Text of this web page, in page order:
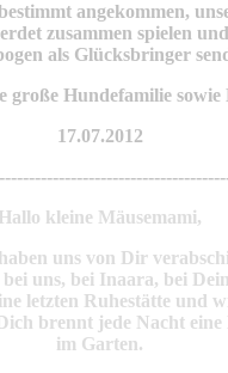
angekommen,
zusammen spielen
als Glücksbringer
große Hundefamilie
17.07.2012
Hallo kleine Mäusemami,
uns von Dir
uns, bei Inaara, bei
letzten Ruhestätte und
brennt jede Nacht
im Garten.